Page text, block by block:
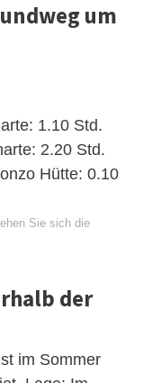
um
1.10 Std.
2.20 Std.
Hütte: 0.10
Sie sich die
der
im Sommer